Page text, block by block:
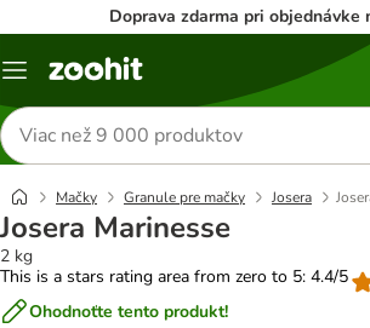
Doprava zdarma pri objednávke
Kategórie
Hľadať
produkty
Mačky Granule pre mačky Josera
Josera Marinesse
2 kg
This is a stars rating area from zero to 5: 4.4/5
Ohodnoťte tento produkt!